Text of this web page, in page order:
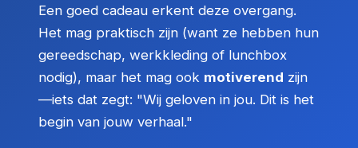
Een goed cadeau erkent deze overgang.
Het mag praktisch zijn (want ze hebben hun
gereedschap, werkkleding of lunchbox
nodig), maar het mag ook motiverend zijn
—iets dat zegt: "Wij geloven in jou. Dit is het
begin van jouw verhaal."